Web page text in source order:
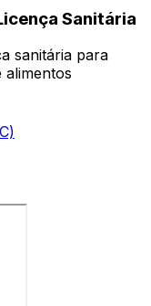
Sanitária
sanitária para
alimentos